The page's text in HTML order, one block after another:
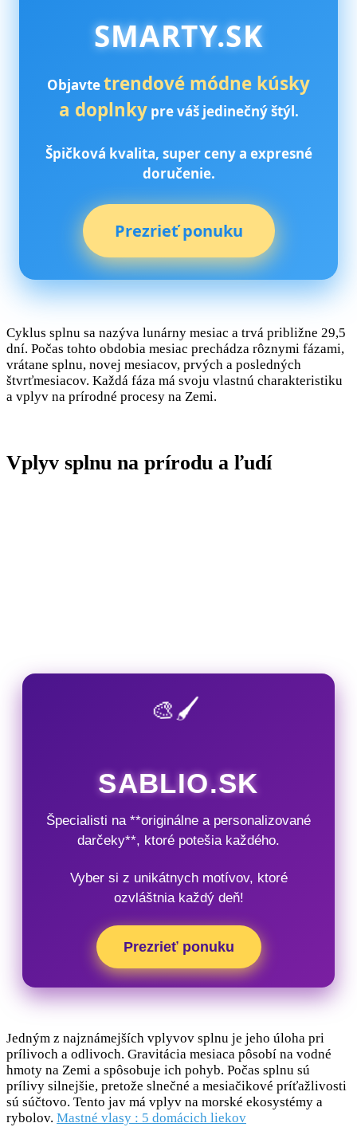
SMARTY.SK
Objavtetrendové módne kúsky
a doplnkypre váš jedinečný štýl.
Špičková kvalita, super ceny a expresné
doručenie.
Prezrieť ponuku
Cyklus splnu sa nazýva lunárny mesiac a trvá približne 29,5
dní. Počas tohto obdobia mesiac prechádza rôznymi fázami,
vrátane splnu, novej mesiacov, prvých a posledných
štvrťmesiacov. Každá fáza má svoju vlastnú charakteristiku
a vplyv na prírodné procesy na Zemi.
Vplyv splnu na prírodu a ľudí
🎨🖌️
SABLIO.SK
Špecialisti na **originálne a personalizované
darčeky**, ktoré potešia každého.
Vyber si z unikátnych motívov, ktoré
ozvláštnia každý deň!
Prezrieť ponuku
Jedným z najznámejších vplyvov splnu je jeho úloha pri
prílivoch a odlivoch. Gravitácia mesiaca pôsobí na vodné
hmoty na Zemi a spôsobuje ich pohyb. Počas splnu sú
prílivy silnejšie, pretože slnečné a mesiačikové príťažlivosti
sú súčtovo. Tento jav má vplyv na morské ekosystémy a
rybolov. Mastné vlasy : 5 domácich liekov